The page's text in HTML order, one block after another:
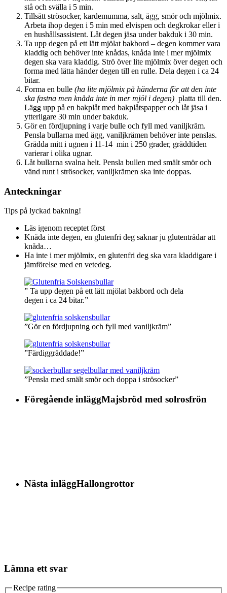
stå och svälla i 5 min.
Tillsätt strösocker, kardemumma, salt, ägg, smör och mjölmix.
Arbeta ihop degen i 5 min med elvispen och degkrokar eller i
en hushållsassistent. Låt degen jäsa under bakduk i 30 min.
Ta upp degen på ett lätt mjölat bakbord – degen kommer vara
kladdig och behöver inte knådas, knåda inte i mer mjölmix
degen ska vara kladdig. Strö över lite mjölmix över degen och
forma med lätta händer degen till en rulle. Dela degen i ca 24
bitar.
Forma en bulle (ha lite mjölmix på händerna för att den inte
ska fastna men knåda inte in mer mjöl i degen) platta till den.
Lägg upp på en bakplåt med bakplåtspapper och låt jäsa i
ytterligare 30 min under bakduk.
Gör en fördjupning i varje bulle och fyll med vaniljkräm.
Pensla bullarna med ägg, vaniljkrämen behöver inte penslas.
Grädda mitt i ugnen i 11-14 min i 250 grader, gräddtiden
varierar i olika ugnar.
Låt bullarna svalna helt. Pensla bullen med smält smör och
vänd runt i strösocker, vaniljkrämen ska inte doppas.
Anteckningar
Tips på lyckad bakning!
Läs igenom receptet först
Knåda inte degen, en glutenfri deg saknar ju glutentrådar att
knåda…
Ha inte i mer mjölmix, en glutenfri deg ska vara kladdigare i
jämförelse med en vetedeg.
” Ta upp degen på ett lätt mjölat bakbord och dela
degen i ca 24 bitar.”
”Gör en fördjupning och fyll med vaniljkräm”
”Färdiggräddade!”
”Pensla med smält smör och doppa i strösocker”
Föregående inläggMajsbröd med solrosfrön
Nästa inläggHallongrottor
Lämna ett svar
Recipe rating